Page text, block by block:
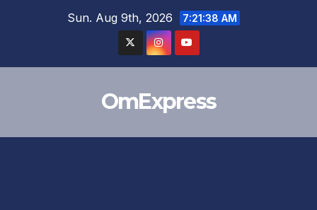
Sun. Aug 9th, 2026 7:21:39 AM
OmExpress